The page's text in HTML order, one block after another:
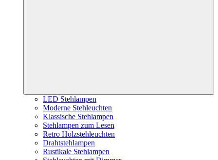
LED Stehlampen
Moderne Stehleuchten
Klassische Stehlampen
Stehlampen zum Lesen
Retro Holzstehleuchten
Drahtstehlampen
Rustikale Stehlampen